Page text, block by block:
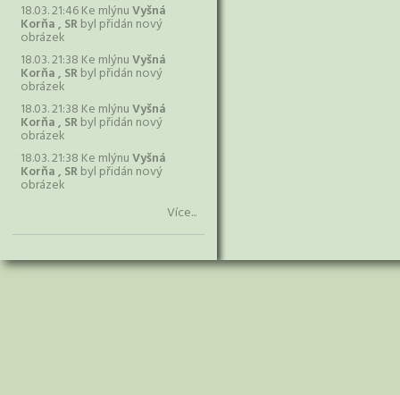
18.03. 21:46 Ke mlýnuVyšná
Korňa , SRbyl přidán nový
obrázek
18.03. 21:38 Ke mlýnuVyšná
Korňa , SRbyl přidán nový
obrázek
18.03. 21:38 Ke mlýnuVyšná
Korňa , SRbyl přidán nový
obrázek
18.03. 21:38 Ke mlýnuVyšná
Korňa , SRbyl přidán nový
obrázek
Více...